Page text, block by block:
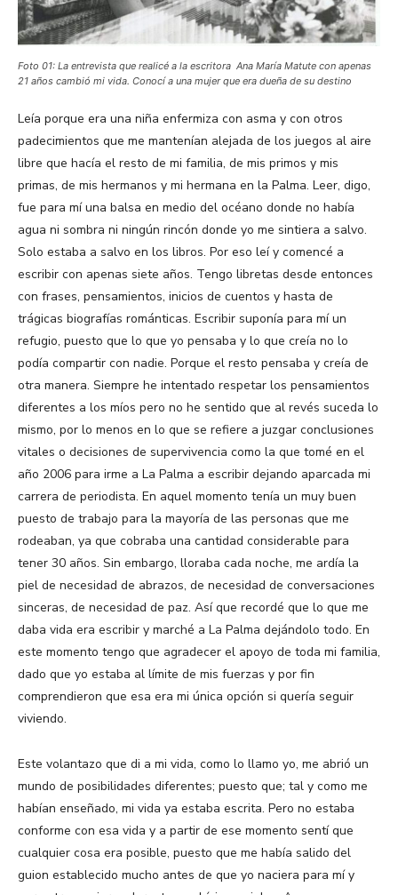
Foto 01: La entrevista que realicé a la escritora Ana María Matute con apenas
21 años cambió mi vida. Conocí a una mujer que era dueña de su destino
Leía porque era una niña enfermiza con asma y con otros
padecimientos que me mantenían alejada de los juegos al aire
libre que hacía el resto de mi familia, de mis primos y mis
primas, de mis hermanos y mi hermana en la Palma. Leer, digo,
fue para mí una balsa en medio del océano donde no había
agua ni sombra ni ningún rincón donde yo me sintiera a salvo.
Solo estaba a salvo en los libros. Por eso leí y comencé a
escribir con apenas siete años. Tengo libretas desde entonces
con frases, pensamientos, inicios de cuentos y hasta de
trágicas biografías románticas. Escribir suponía para mí un
refugio, puesto que lo que yo pensaba y lo que creía no lo
podía compartir con nadie. Porque el resto pensaba y creía de
otra manera. Siempre he intentado respetar los pensamientos
diferentes a los míos pero no he sentido que al revés suceda lo
mismo, por lo menos en lo que se refiere a juzgar conclusiones
vitales o decisiones de supervivencia como la que tomé en el
año 2006 para irme a La Palma a escribir dejando aparcada mi
carrera de periodista. En aquel momento tenía un muy buen
puesto de trabajo para la mayoría de las personas que me
rodeaban, ya que cobraba una cantidad considerable para
tener 30 años. Sin embargo, lloraba cada noche, me ardía la
piel de necesidad de abrazos, de necesidad de conversaciones
sinceras, de necesidad de paz. Así que recordé que lo que me
daba vida era escribir y marché a La Palma dejándolo todo. En
este momento tengo que agradecer el apoyo de toda mi familia,
dado que yo estaba al límite de mis fuerzas y por fin
comprendieron que esa era mi única opción si quería seguir
viviendo.
Este volantazo que di a mi vida, como lo llamo yo, me abrió un
mundo de posibilidades diferentes; puesto que; tal y como me
habían enseñado, mi vida ya estaba escrita. Pero no estaba
conforme con esa vida y a partir de ese momento sentí que
cualquier cosa era posible, puesto que me había salido del
guion establecido mucho antes de que yo naciera para mí y